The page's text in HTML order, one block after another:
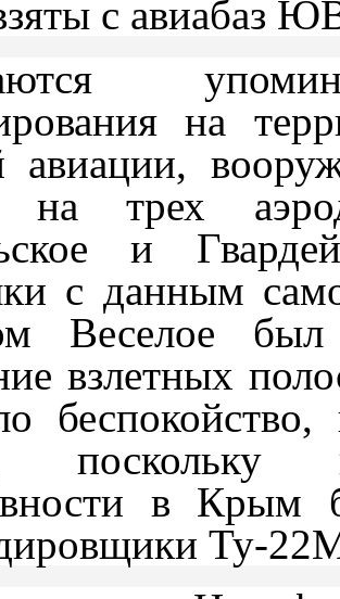
с авиабаз
на
авиации,
на трех
и
с данным
Веселое
взлетных
поскольку
в Крым
Ту-